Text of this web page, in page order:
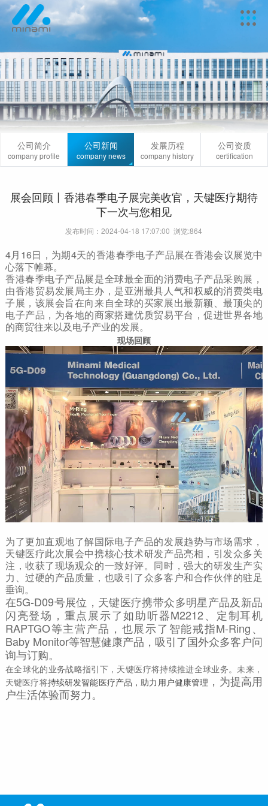
公司简介
company profile
公司新闻
company news
发展历程
company history
公司资质
certification
展会回顾丨香港春季电子展完美收官，天键医疗期待
下一次与您相见
发布时间：2024-04-18 17:07:00 浏览:864
4月16日，为期4天的香港春季电子产品展在香港会议展览中
心落下帷幕。
香港春季电子产品展是全球最全面的消费电子产品采购展，
由香港贸易发展局主办，是亚洲最具人气和权威的消费类电
子展，该展会旨在向来自全球的买家展出最新颖、最顶尖的
电子产品，为各地的商家搭建优质贸易平台，促进世界各地
的商贸往来以及电子产业的发展。
现场回顾
为了更加直观地了解国际电子产品的发展趋势与市场需求，
天键医疗此次展会中携核心技术研发产品亮相，引发众多关
注，收获了现场观众的一致好评。同时，强大的研发生产实
力、过硬的产品质量，也吸引了众多客户和合作伙伴的驻足
垂询。
在5G-D09号展位，天键医疗携带众多明星产品及新品
闪亮登场，重点展示了如助听器M2212、定制耳机
RAPTGO等主营产品，也展示了智能戒指M-Ring、
Baby Monitor等智慧健康产品，吸引了国外众多客户问
询与订购。
在全球化的业务战略指引下，天键医疗将持续推进全球业务。未来，
天键医疗将持续研发智能医疗产品，助力用户健康管理 ，为提高用
户生活体验而努力。